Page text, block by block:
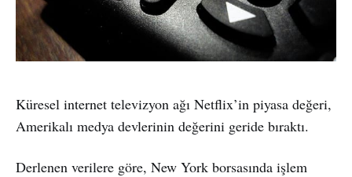
Küresel internet televizyon ağı Netflix’in piyasa değeri,
Amerikalı medya devlerinin değerini geride bıraktı.
Derlenen verilere göre, New York borsasında işlem